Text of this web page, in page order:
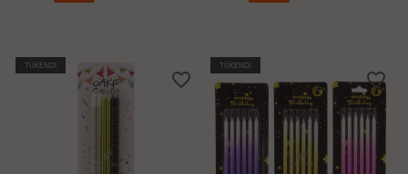
TÜKENDİ
favorite_border
TÜKENDİ
favorite_border